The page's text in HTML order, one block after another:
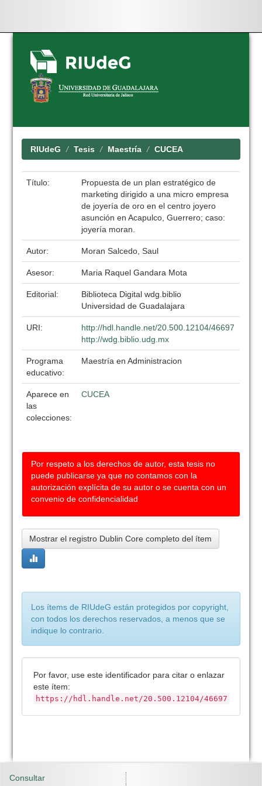
Skip
navigation
RIUdeG Tesis Maestría CUCEA
Título:
Propuesta de un plan estratégico de
marketing dirigido a una micro empresa
de joyería de oro en el centro joyero
asunción en Acapulco, Guerrero; caso:
joyería moran.
Autor: Moran Salcedo, Saul
Asesor: Maria Raquel Gandara Mota
Editorial:
Biblioteca Digital wdg.biblio
Universidad de Guadalajara
URI:
http://hdl.handle.net/20.500.12104/46697
http://wdg.biblio.udg.mx
Programa
educativo:
Maestría en Administracion
Aparece en
las
colecciones:
CUCEA
Por respeto a los derechos de autor, esta tesis no
puede publicarse ya que no contamos con la
autorización explícita de su autor o se cuenta con un
convenio de confidencialidad
Mostrar el registro Dublin Core completo del ítem
Los ítems de RIUdeG están protegidos por copyright,
con todos los derechos reservados, a menos que se
indique lo contrario.
Por favor, use este identificador para citar o enlazar
este ítem:
https://hdl.handle.net/20.500.12104/46697
Consultar